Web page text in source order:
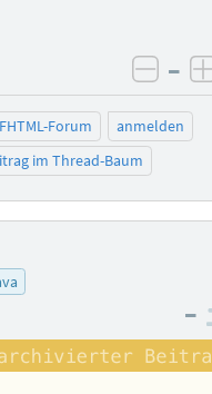
–
Forum
anmelden
im Thread-Baum
–